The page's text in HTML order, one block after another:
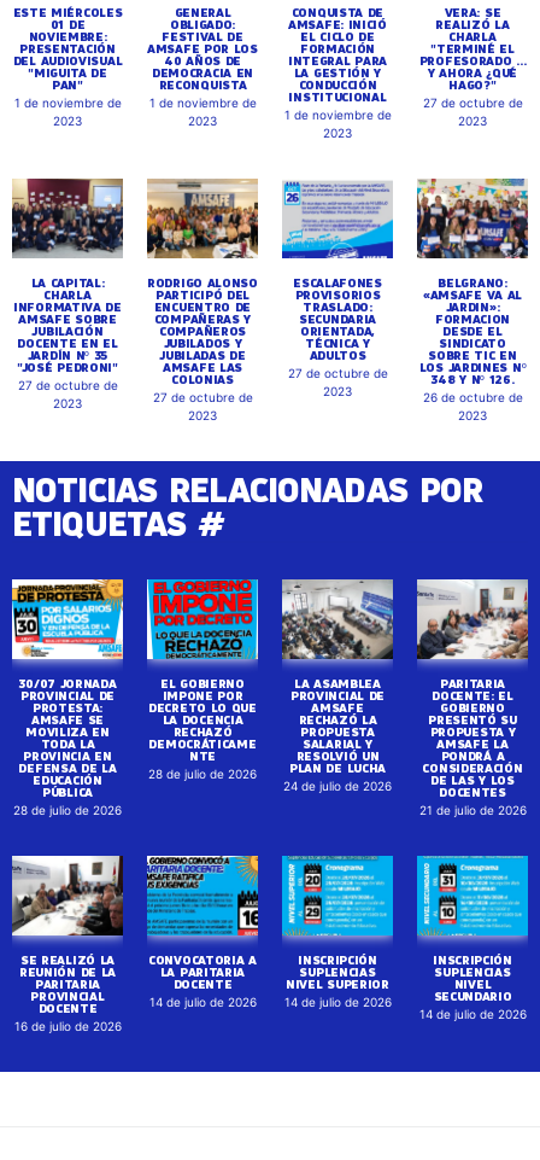
ESTE MIÉRCOLES
01 DE
NOVIEMBRE:
PRESENTACIÓN
DEL AUDIOVISUAL
"MIGUITA DE
PAN"
1 de noviembre de
2023
GENERAL
OBLIGADO:
FESTIVAL DE
AMSAFE POR LOS
40 AÑOS DE
DEMOCRACIA EN
RECONQUISTA
1 de noviembre de
2023
CONQUISTA DE
AMSAFE: INICIÓ
EL CICLO DE
FORMACIÓN
INTEGRAL PARA
LA GESTIÓN Y
CONDUCCIÓN
INSTITUCIONAL
1 de noviembre de
2023
VERA: SE
REALIZÓ LA
CHARLA
"TERMINÉ EL
PROFESORADO ...
Y AHORA ¿QUÉ
HAGO?"
27 de octubre de
2023
LA CAPITAL:
CHARLA
INFORMATIVA DE
AMSAFE SOBRE
JUBILACIÓN
DOCENTE EN EL
JARDÍN Nº 35
"JOSÉ PEDRONI"
27 de octubre de
2023
RODRIGO ALONSO
PARTICIPÓ DEL
ENCUENTRO DE
COMPAÑERAS Y
COMPAÑEROS
JUBILADOS Y
JUBILADAS DE
AMSAFE LAS
COLONIAS
27 de octubre de
2023
ESCALAFONES
PROVISORIOS
TRASLADO:
SECUNDARIA
ORIENTADA,
TÉCNICA Y
ADULTOS
27 de octubre de
2023
BELGRANO:
«AMSAFE VA AL
JARDIN»:
FORMACION
DESDE EL
SINDICATO
SOBRE TIC EN
LOS JARDINES Nº
348 Y Nº 126.
26 de octubre de
2023
NOTICIAS RELACIONADAS POR
ETIQUETAS #
30/07 JORNADA
PROVINCIAL DE
PROTESTA:
AMSAFE SE
MOVILIZA EN
TODA LA
PROVINCIA EN
DEFENSA DE LA
EDUCACIÓN
PÚBLICA
28 de julio de 2026
EL GOBIERNO
IMPONE POR
DECRETO LO QUE
LA DOCENCIA
RECHAZÓ
DEMOCRÁTICAME
NTE
28 de julio de 2026
LA ASAMBLEA
PROVINCIAL DE
AMSAFE
RECHAZÓ LA
PROPUESTA
SALARIAL Y
RESOLVIÓ UN
PLAN DE LUCHA
24 de julio de 2026
PARITARIA
DOCENTE: EL
GOBIERNO
PRESENTÓ SU
PROPUESTA Y
AMSAFE LA
PONDRÁ A
CONSIDERACIÓN
DE LAS Y LOS
DOCENTES
21 de julio de 2026
SE REALIZÓ LA
REUNIÓN DE LA
PARITARIA
PROVINCIAL
DOCENTE
16 de julio de 2026
CONVOCATORIA A
LA PARITARIA
DOCENTE
14 de julio de 2026
INSCRIPCIÓN
SUPLENCIAS
NIVEL SUPERIOR
14 de julio de 2026
INSCRIPCIÓN
SUPLENCIAS
NIVEL
SECUNDARIO
14 de julio de 2026